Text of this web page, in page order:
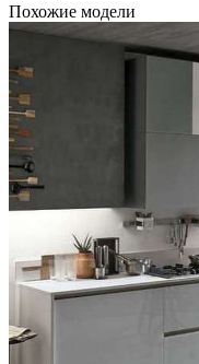
Похожие модели